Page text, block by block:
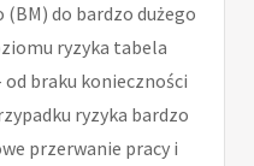
do bardzo dużego
ryzyka tabela
braku konieczności
ryzyka bardzo
przerwanie pracy i